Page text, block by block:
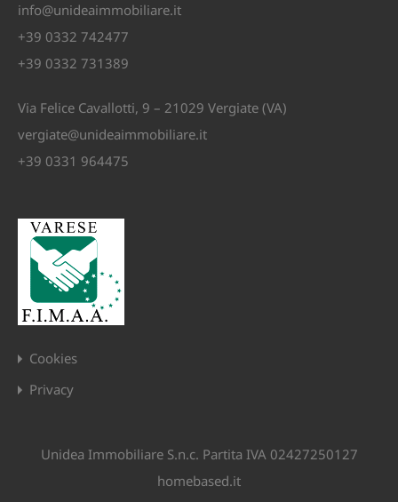
info@unideaimmobiliare.it
+39 0332 742477
+39 0332 731389
Via Felice Cavallotti, 9 – 21029 Vergiate (VA)
vergiate@unideaimmobiliare.it
+39 0331 964475
Cookies
Privacy
Unidea Immobiliare S.n.c. Partita IVA 02427250127
homebased.it